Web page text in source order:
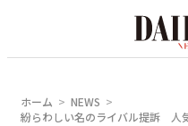
ホーム
NEWS
紛らわしい名のライバル提訴 人